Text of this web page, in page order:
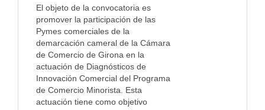
El objeto de la convocatoria es
promover la participación de las
Pymes comerciales de la
demarcación cameral de la Cámara
de Comercio de Girona en la
actuación de Diagnósticos de
Innovación Comercial del Programa
de Comercio Minorista. Esta
actuación tiene como objetivo